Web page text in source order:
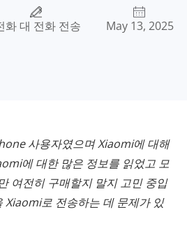
화 대 전화 전송 May 13, 2025
사용자였으며 Xiaomi에 대해
에 대한 많은 정보를 읽었고 모
여전히 구매할지 말지 고민 중입
Xiaomi로 전송하는 데 문제가 있